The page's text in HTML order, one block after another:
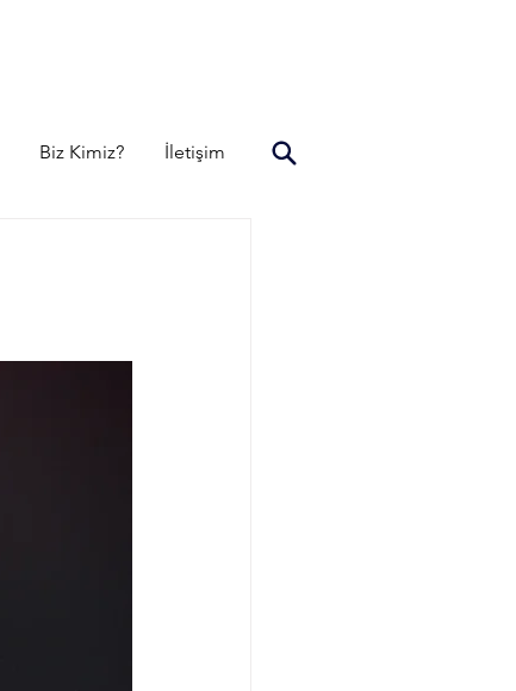
Biz Kimiz? İletişim